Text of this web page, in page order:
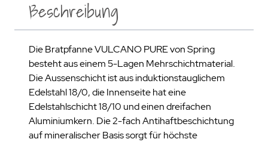
Beschreibung
Die Bratpfanne VULCANO PURE von Spring
besteht aus einem 5-Lagen Mehrschichtmaterial.
Die Aussenschicht ist aus induktionstauglichem
Edelstahl 18/0, die Innenseite hat eine
Edelstahlschicht 18/10 und einen dreifachen
Aluminiumkern. Die 2-fach Antihaftbeschichtung
auf mineralischer Basis sorgt für höchste